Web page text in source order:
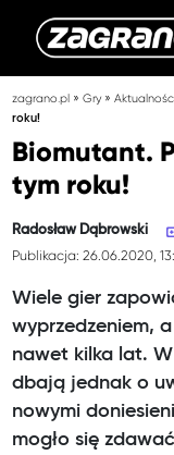
zagrano.pl »Gry»
roku!
Biomutant.
tym roku!
Radosław Dąbrowski
Publikacja: 26.06.2020,
Wiele gier
wyprzedzeniem,
nawet kilka lat.
dbają jednak o
nowymi
mogło się